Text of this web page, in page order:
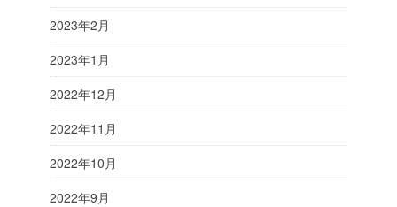
2023年2月
2023年1月
2022年12月
2022年11月
2022年10月
2022年9月